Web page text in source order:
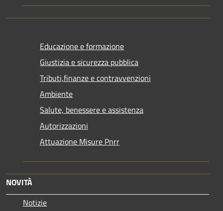
Educazione e formazione
Giustizia e sicurezza pubblica
Tributi,finanze e contravvenzioni
Ambiente
Salute, benessere e assistenza
Autorizzazioni
Attuazione Misure Pnrr
NOVITÀ
Notizie